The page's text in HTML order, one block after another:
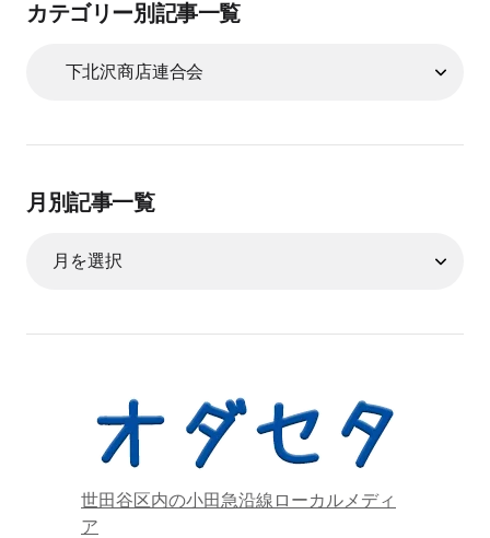
カテゴリー別記事一覧
月別記事一覧
世田谷区内の小田急沿線ローカルメディ
ア